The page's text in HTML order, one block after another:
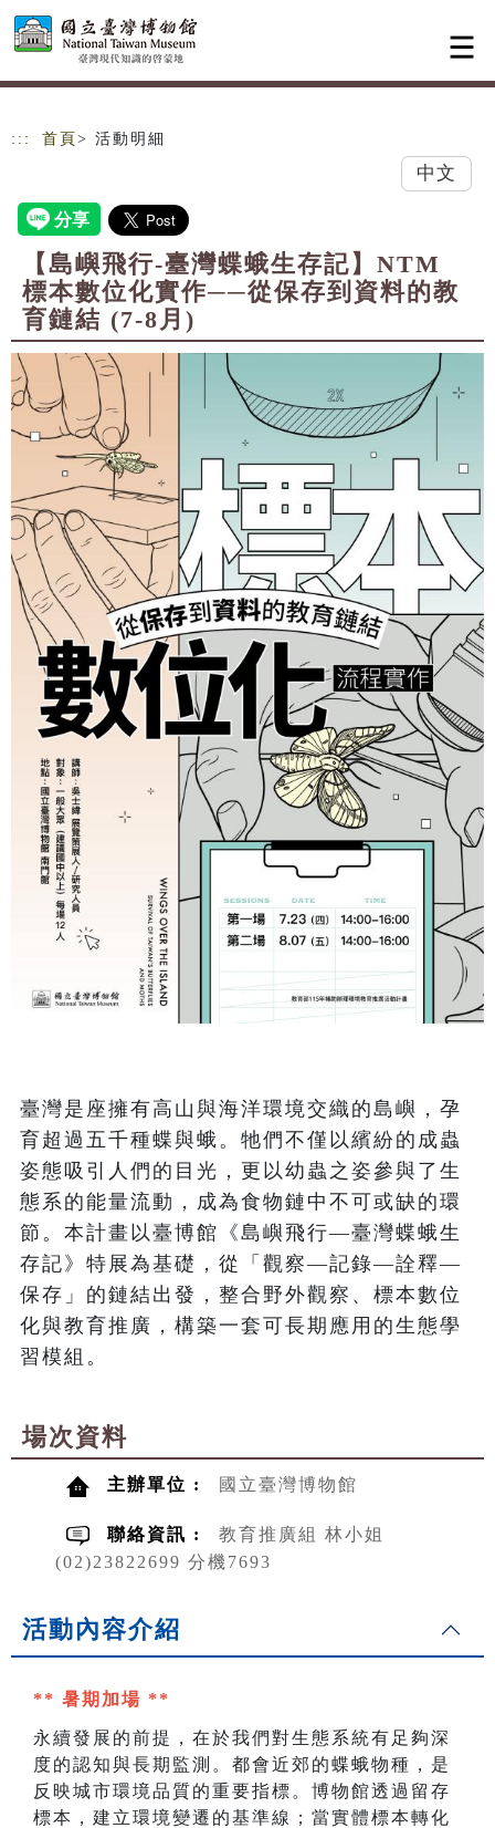
跳到主要內容
網站導覽
::: 首頁 > 活動明細
中文
【島嶼飛行-臺灣蝶蛾生存記】NTM
標本數位化實作──從保存到資料的教
育鏈結 (7-8月)
臺灣是座擁有高山與海洋環境交織的島嶼，孕
育超過五千種蝶與蛾。牠們不僅以繽紛的成蟲
姿態吸引人們的目光，更以幼蟲之姿參與了生
態系的能量流動，成為食物鏈中不可或缺的環
節。本計畫以臺博館《島嶼飛行—臺灣蝶蛾生
存記》特展為基礎，從「觀察—記錄—詮釋—
保存」的鏈結出發，整合野外觀察、標本數位
化與教育推廣，構築一套可長期應用的生態學
習模組。
場次資料
主辦單位 : 國立臺灣博物館
聯絡資訊 :
教育推廣組 林小姐
(02)23822699 分機7693
活動內容介紹
** 暑期加場 **
永續發展的前提，在於我們對生態系統有足夠深
度的認知與長期監測。都會近郊的蝶蛾物種，是
反映城市環境品質的重要指標。博物館透過留存
標本，建立環境變遷的基準線；當實體標本轉化